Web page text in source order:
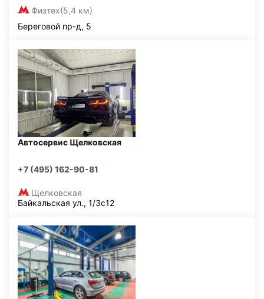
Физтех(5,4 км)
Береговой пр-д, 5
Автосервис Щелковская
+7 (495) 162-90-81
Щелковская
Байкальская ул., 1/3с12